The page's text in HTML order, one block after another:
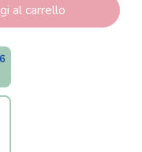
al carrello